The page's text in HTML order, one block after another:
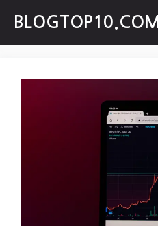
content
BLOGTOP10.COM